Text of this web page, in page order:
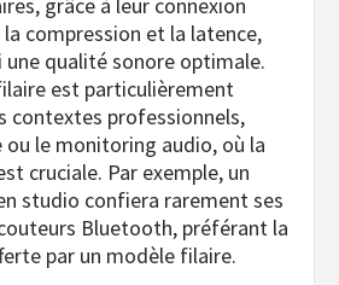
compression et la latence,
qualité sonore optimale.
est particulièrement
contextes professionnels,
le monitoring audio, où la
cruciale. Par exemple, un
studio confiera rarement ses
Bluetooth, préférant la
par un modèle filaire.